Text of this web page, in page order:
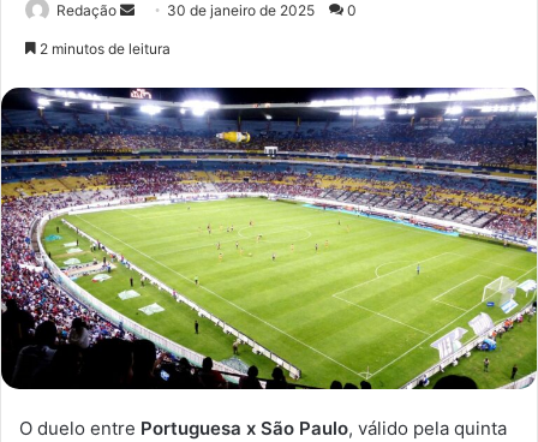
Redação
a
d
e
u
m
e
-
m
a
i
30 de janeiro de 2025 0
2 minutos de leitura
O duelo entre Portuguesa x São Paulo, válido pela quinta